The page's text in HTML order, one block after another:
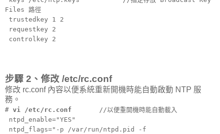
Files 路徑
trustedkey 1 2
requestkey 2
controlkey 2
步驟 2、修改 /etc/rc.conf
修改 rc.conf 內容以便系統重新開機時能自動啟動 NTP 服
務。
# vi /etc/rc.conf
//以便重開機時能自動載入
ntpd_enable="YES"
ntpd_flags="-p /var/run/ntpd.pid -f